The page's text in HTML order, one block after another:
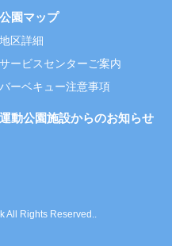
公園マップ
地区詳細
サービスセンターご案内
バーベキュー注意事項
運動公園施設からのお知らせ
All Rights Reserved..